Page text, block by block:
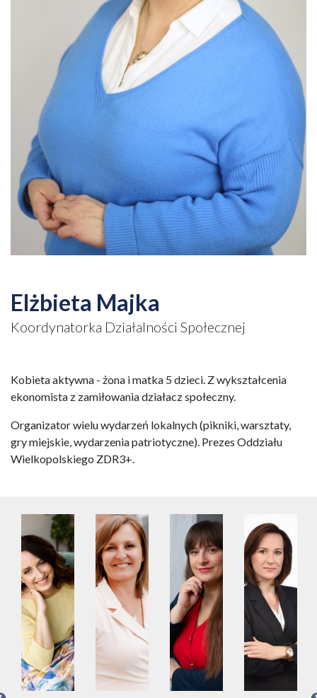
Elżbieta Majka
Koordynatorka Działalności Społecznej
Kobieta aktywna - żona i matka 5 dzieci. Z wykształcenia
ekonomista z zamiłowania działacz społeczny.
Organizator wielu wydarzeń lokalnych (pikniki, warsztaty,
gry miejskie, wydarzenia patriotyczne). Prezes Oddziału
Wielkopolskiego ZDR3+.